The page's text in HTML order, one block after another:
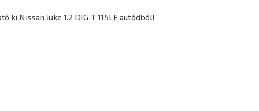
Nissan Juke 1.2 DIG-T 115LE autódból!